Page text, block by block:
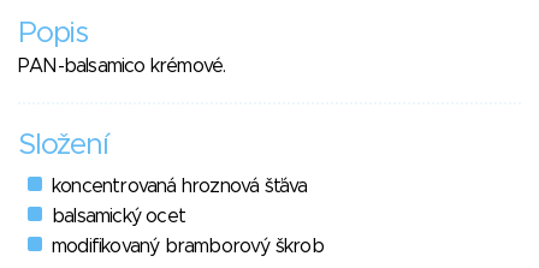
Popis
PAN-balsamico krémové.
Složení
koncentrovaná hroznová šťáva
balsamický ocet
modifikovaný bramborový škrob